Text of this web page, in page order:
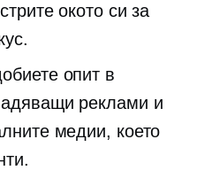
окото си за
опит в
реклами и
медии, което